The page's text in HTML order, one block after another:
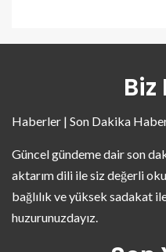
Haberler | Son Dakika
Güncel gündeme dair son
aktarım dili ile siz değerli
bağlılık ve yüksek sadakat
huzurunuzdayız.